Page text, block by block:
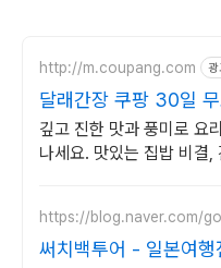
http://m.coupang.com 광
달래간장 쿠팡 30일
깊고 진한 맛과 풍미로 요
나세요. 맛있는 집밥 비결,
https://blog.naver.com/
써치백투어 - 일본여행